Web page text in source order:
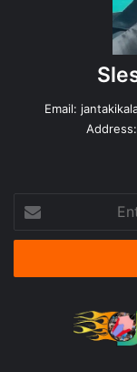
Email:
your
Email